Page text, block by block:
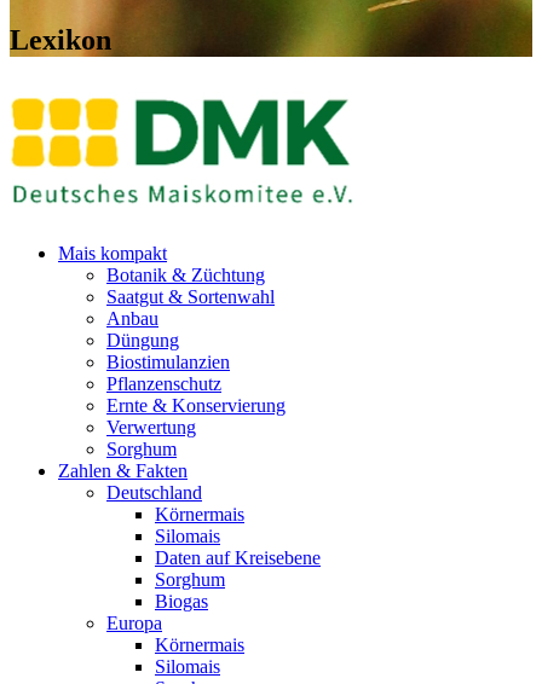
Lexikon
Mais kompakt
Botanik & Züchtung
Saatgut & Sortenwahl
Anbau
Düngung
Biostimulanzien
Pflanzenschutz
Ernte & Konservierung
Verwertung
Sorghum
Zahlen & Fakten
Deutschland
Körnermais
Silomais
Daten auf Kreisebene
Sorghum
Biogas
Europa
Körnermais
Silomais